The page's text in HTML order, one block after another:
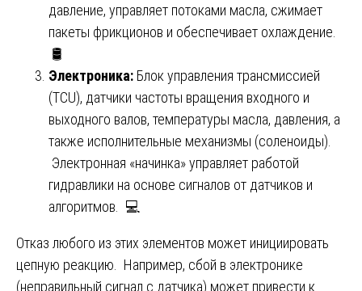
давление, управляет потоками масла, сжимает
пакеты фрикционов и обеспечивает охлаждение.
🛢️
Электроника: Блок управления трансмиссией
(TCU), датчики частоты вращения входного и
выходного валов, температуры масла, давления, а
также исполнительные механизмы (соленоиды).
Электронная «начинка» управляет работой
гидравлики на основе сигналов от датчиков и
алгоритмов. 💻
Отказ любого из этих элементов может инициировать
цепную реакцию. Например, сбой в электронике
(неправильный сигнал с датчика) может привести к